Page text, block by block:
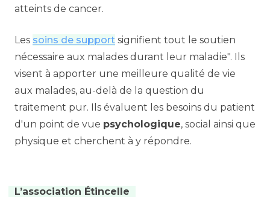
atteints de cancer.
Les soins de support signifient tout le soutien
nécessaire aux malades durant leur maladie". Ils
visent à apporter une meilleure qualité de vie
aux malades, au-delà de la question du
traitement pur. Ils évaluent les besoins du patient
d'un point de vue psychologique, social ainsi que
physique et cherchent à y répondre.
L’association Étincelle